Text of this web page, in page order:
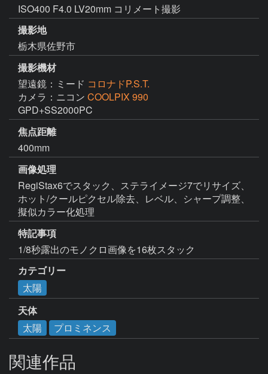
ISO400 F4.0 LV20mm コリメート撮影
撮影地
栃木県佐野市
撮影機材
望遠鏡：ミード コロナドP.S.T.
カメラ：ニコン COOLPIX 990
GPD+SS2000PC
焦点距離
400mm
画像処理
RegiStax6でスタック、ステライメージ7でリサイズ、
ホット/クールピクセル除去、レベル、シャープ調整、
擬似カラー化処理
特記事項
1/8秒露出のモノクロ画像を16枚スタック
カテゴリー
太陽
天体
太陽
プロミネンス
関連作品